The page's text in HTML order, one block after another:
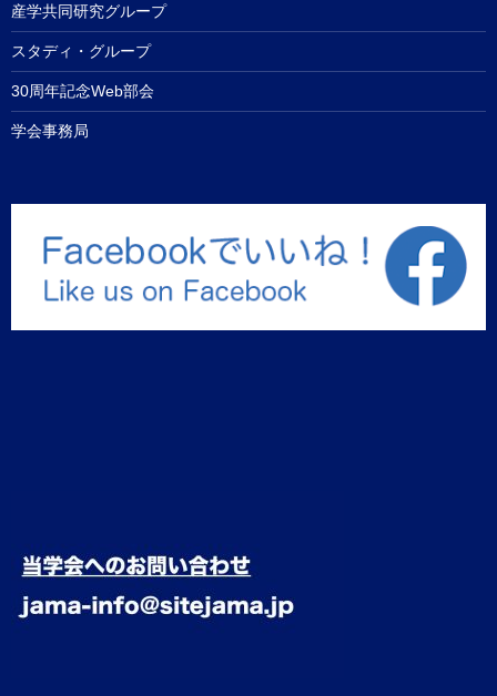
産学共同研究グループ
スタディ・グループ
30周年記念Web部会
学会事務局